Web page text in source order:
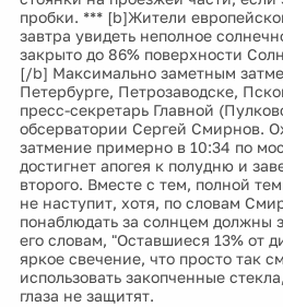
пробки. *** [b]Жители
завтра увидеть неполное
закрыто до 86% поверхности
[/b] Максимально заметным
Петербурге, Петрозаводске,
пресс-секретарь Главной
обсерватории Сергей Смирнов.
затмение примерно в 10:34 по
достигнет апогея к полудню и
второго. Вместе с тем, полной
не наступит, хотя, по словам
понаблюдать за солнцем должны
его словам, "Оставшиеся 13% от
яркое свечение, что просто так
использовать закопченные
глаза не защитят.